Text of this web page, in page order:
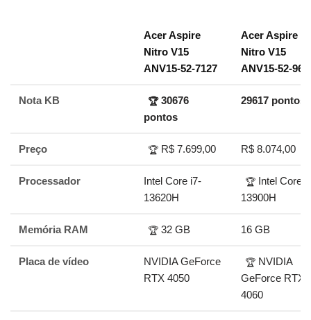
Acer Aspire
Nitro V15
ANV15-52-7127
Acer Aspire
Nitro V15
ANV15-52-
Nota KB 🏆30676
pontos
29617 pontos
Preço 🏆 R$ 7.699,00 R$ 8.074,00
Processador
Intel Core i7-
13620H
🏆 Intel Core
13900H
Memória RAM 🏆 32 GB 16 GB
Placa de vídeo
NVIDIA GeForce
RTX 4050
🏆 NVIDIA
GeForce RTX
4060